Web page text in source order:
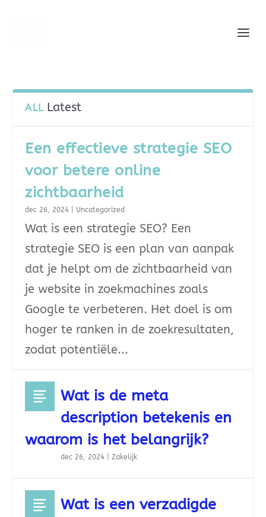
ALL Latest
Een effectieve strategie SEO
voor betere online
zichtbaarheid
dec 26, 2024 Uncategorized
Wat is een strategie SEO? Een
strategie SEO is een plan van aanpak
dat je helpt om de zichtbaarheid van
je website in zoekmachines zoals
Google te verbeteren. Het doel is om
hoger te ranken in de zoekresultaten,
zodat potentiële...
Wat is de meta
description betekenis en
waarom is het belangrijk?
dec 26, 2024 |Zakelijk
Wat is een verzadigde